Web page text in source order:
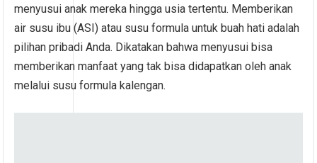
menyusui anak mereka hingga usia tertentu. Memberikan
air susu ibu (ASI) atau susu formula untuk buah hati adalah
pilihan pribadi Anda. Dikatakan bahwa menyusui bisa
memberikan manfaat yang tak bisa didapatkan oleh anak
melalui susu formula kalengan.